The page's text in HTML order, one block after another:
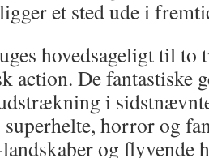
et sted ude i
hovedsageligt til
action. De fantastiske
i
horror og
og flyvende